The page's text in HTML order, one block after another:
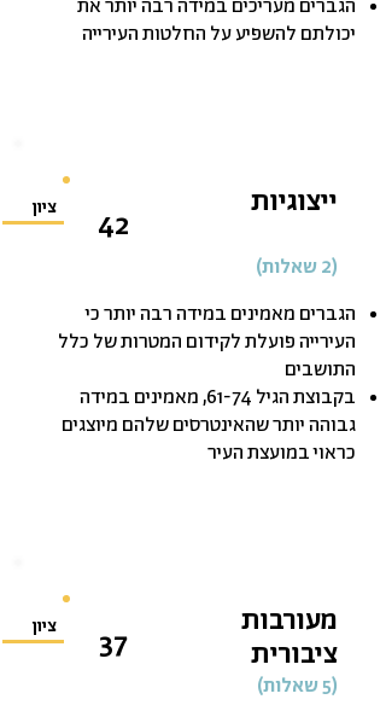
הגברים מעריכים במידה רבה יותר את
יכולתם להשפיע על החלטות העירייה
ייצוגיות
(2 שאלות)
הגברים מאמינים במידה רבה יותר כי
העירייה פועלת לקידום המטרות של כלל
התושבים
בקבוצת הגיל 61-74, מאמינים במידה
גבוהה יותר שהאינטרסים שלהם מיוצגים
כראוי במועצת העיר
42 ציון
מעורבות
ציבורית
(5 שאלות)
37 ציון